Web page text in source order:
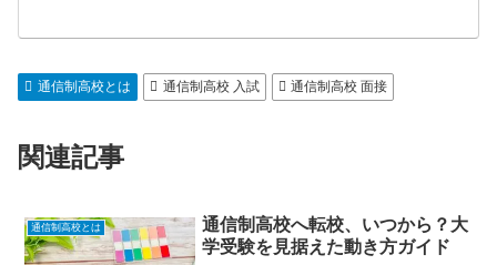
通信制高校とは 通信制高校 入試 通信制高校 面接
関連記事
通信制高校とは
通信制高校へ転校、いつから？大
学受験を見据えた動き方ガイド